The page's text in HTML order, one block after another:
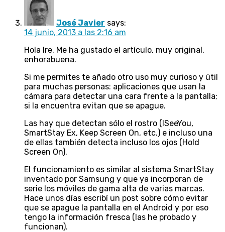
José Javier says:
14 junio, 2013 a las 2:16 am
Hola Ire. Me ha gustado el artículo, muy original,
enhorabuena.
Si me permites te añado otro uso muy curioso y útil
para muchas personas: aplicaciones que usan la
cámara para detectar una cara frente a la pantalla;
si la encuentra evitan que se apague.
Las hay que detectan sólo el rostro (ISeeYou,
SmartStay Ex, Keep Screen On, etc.) e incluso una
de ellas también detecta incluso los ojos (Hold
Screen On).
El funcionamiento es similar al sistema SmartStay
inventado por Samsung y que ya incorporan de
serie los móviles de gama alta de varias marcas.
Hace unos días escribí un post sobre cómo evitar
que se apague la pantalla en el Android y por eso
tengo la información fresca (las he probado y
funcionan).